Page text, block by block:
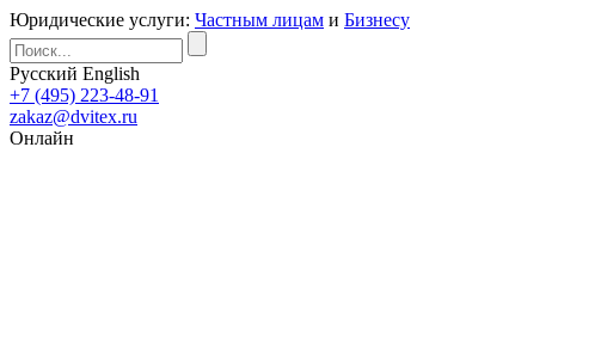
Юридические услуги: Частным лицам и Бизнесу
Русский English
+7 (495) 223-48-91
zakaz@dvitex.ru
Онлайн